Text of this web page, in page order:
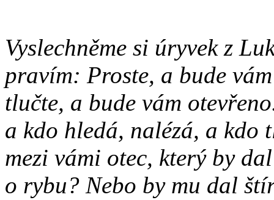
Vyslechněme si úryvek z
pravím: Proste, a bude
tlučte, a bude vám
a kdo hledá, nalézá, a kdo
mezi vámi otec, který by
o rybu? Nebo by mu dal